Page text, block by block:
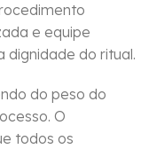
e equipe
dignidade do ritual.
do peso do
O
todos os